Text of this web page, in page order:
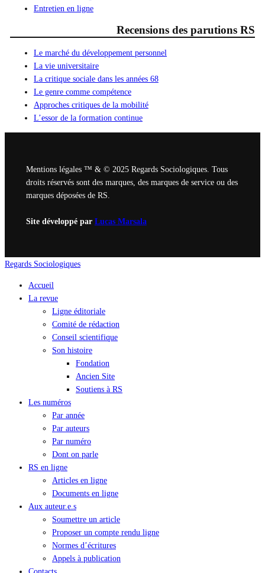
Entretien en ligne
Recensions des parutions RS
Le marché du développement personnel
La vie universitaire
La critique sociale dans les années 68
Le genre comme compétence
Approches critiques de la mobilité
L’essor de la formation continue
Mentions légales ™ & © 2025 Regards Sociologiques. Tous
droits réservés sont des marques, des marques de service ou des
marques déposées de RS.
Site développé par Lucas Marsala
Regards Sociologiques
Accueil
La revue
Ligne éditoriale
Comité de rédaction
Conseil scientifique
Son histoire
Fondation
Ancien Site
Soutiens à RS
Les numéros
Par année
Par auteurs
Par numéro
Dont on parle
RS en ligne
Articles en ligne
Documents en ligne
Aux auteur.e.s
Soumettre un article
Proposer un compte rendu ligne
Normes d’écritures
Appels à publication